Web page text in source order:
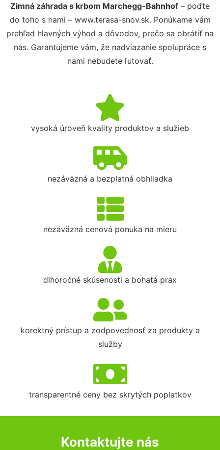
Zimná záhrada s krbom Marchegg-Bahnhof – poďte
do toho s nami – www.terasa-snov.sk. Ponúkame vám
prehľad hlavných výhod a dôvodov, prečo sa obrátiť na
nás. Garantujeme vám, že nadviazanie spolupráce s
nami nebudete ľutovať.
vysoká úroveň kvality produktov a služieb
nezáväzná a bezplatná obhliadka
nezáväzná cenová ponuka na mieru
dlhoročné skúsenosti a bohatá prax
korektný prístup a zodpovednosť za produkty a
služby
transparentné ceny bez skrytých poplatkov
Kontaktujte nás